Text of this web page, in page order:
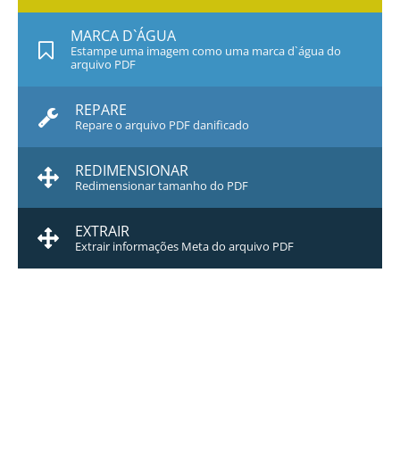
MARCA D`ÁGUA
Estampe uma imagem como uma marca d`água do
arquivo PDF
REPARE
Repare o arquivo PDF danificado
REDIMENSIONAR
Redimensionar tamanho do PDF
EXTRAIR
Extrair informações Meta do arquivo PDF